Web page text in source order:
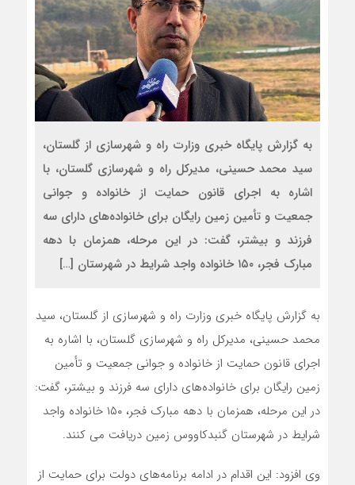
به گزارش پایگاه خبری وزارت راه و شهرسازی از گلستان،
سید محمد حسینی، مدیرکل راه و شهرسازی گلستان، با
اشاره به اجرای قانون حمایت از خانواده و جوانی
جمعیت و تأمین زمین رایگان برای خانواده‌های دارای سه
فرزند و بیشتر، گفت: در این مرحله، همزمان با دهه
مبارک فجر، ۱۵۰ خانواده واجد شرایط در شهرستان […]
به گزارش پایگاه خبری وزارت راه و شهرسازی از گلستان، سید
محمد حسینی، مدیرکل راه و شهرسازی گلستان، با اشاره به
اجرای قانون حمایت از خانواده و جوانی جمعیت و تأمین
زمین رایگان برای خانواده‌های دارای سه فرزند و بیشتر، گفت:
در این مرحله، همزمان با دهه مبارک فجر، ۱۵۰ خانواده واجد
شرایط در شهرستان گنبدکاووس زمین دریافت می کنند.
وی افزود: این اقدام در ادامه برنامه‌های دولت برای حمایت از